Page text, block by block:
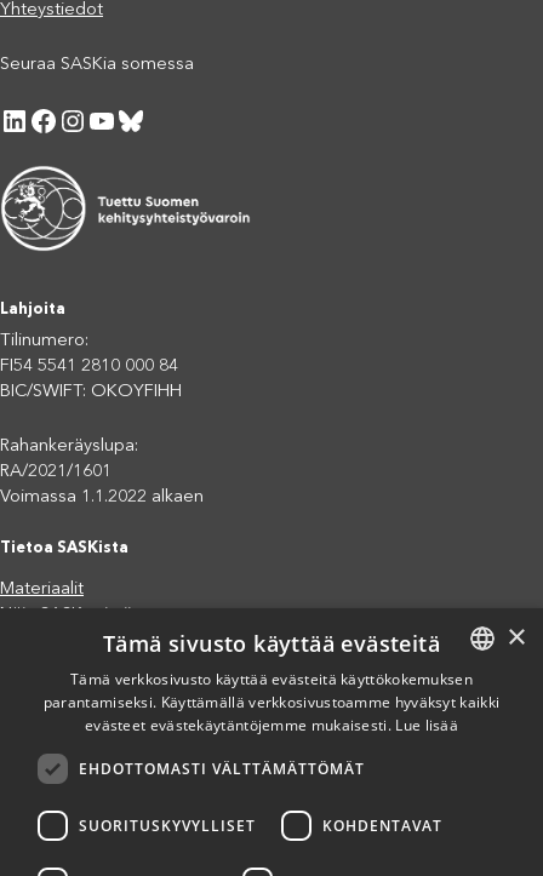
Yhteystiedot
Seuraa SASKia somessa
LinkedIn Facebook Instagram YouTube Bluesky
Lahjoita
Tilinumero:
FI54 5541 2810 000 84
BIC/SWIFT: OKOYFIHH
Rahankeräyslupa:
RA/2021/1601
Voimassa 1.1.2022 alkaen
Tietoa SASKista
Materiaalit
Jäsenjärjestöt
Saavutettavuusseloste
Tietosuojaseloste
Eettiset periaatteet (pdf)
Lahjoita
Osallistu
Liity kannatusjäseneksi
Ilmoita väärinkäytösepäilystä
FINNISH
×
Tämä sivusto käyttää evästeitä
Tämä verkkosivusto käyttää evästeitä käyttökokemuksen
parantamiseksi. Käyttämällä verkkosivustoamme hyväksyt kaikki
evästeet evästekäytäntöjemme mukaisesti. Lue lisää
EHDOTTOMASTI VÄLTTÄMÄTTÖMÄT
SUORITUSKYVYLLISET KOHDENTAVAT